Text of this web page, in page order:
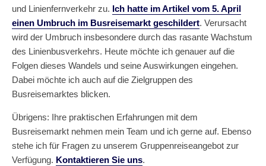
und Linienfernverkehr zu. Ich hatte im Artikel vom 5. April
einen Umbruch im Busreisemarkt geschildert. Verursacht
wird der Umbruch insbesondere durch das rasante Wachstum
des Linienbusverkehrs. Heute möchte ich genauer auf die
Folgen dieses Wandels und seine Auswirkungen eingehen.
Dabei möchte ich auch auf die Zielgruppen des
Busreisemarktes blicken.
Übrigens: Ihre praktischen Erfahrungen mit dem
Busreisemarkt nehmen mein Team und ich gerne auf. Ebenso
stehe ich für Fragen zu unserem Gruppenreiseangebot zur
Verfügung. Kontaktieren Sie uns.